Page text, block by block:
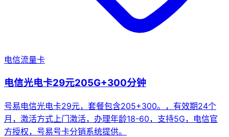
电信流量卡
电信光电卡29元205G+300分钟
号易电信光电卡29元，套餐包含205+300。，有效期24个
月，激活方式上门激活，办理年龄18-60，支持5G，电信官
方授权，号易号卡分销系统提供。